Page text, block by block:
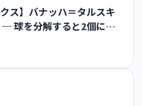
ス】バナッハ＝タルスキ
─ 球を分解すると2個に増